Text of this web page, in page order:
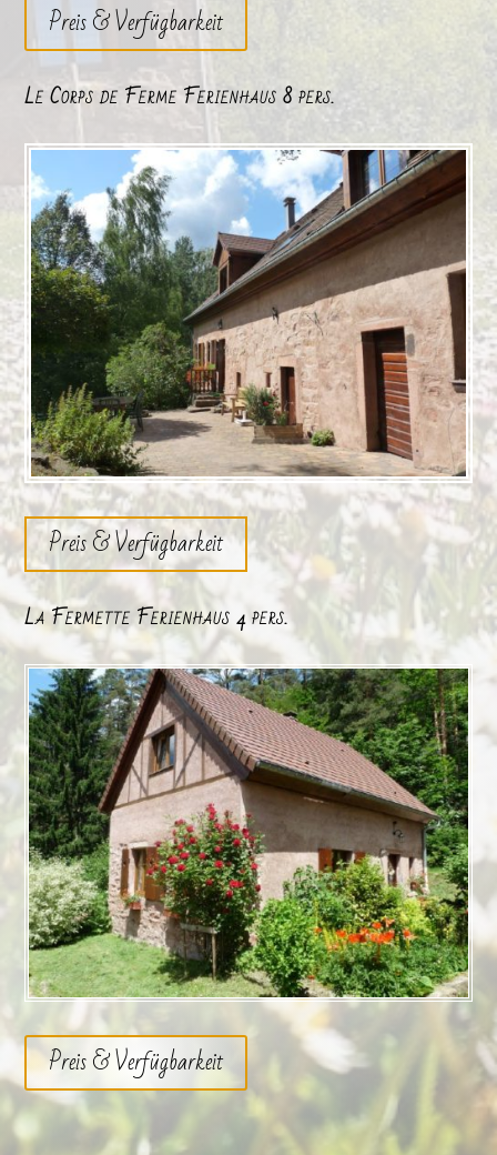
Preis & Verfügbarkeit
Le Corps de Ferme Ferienhaus 8 pers.
Preis & Verfügbarkeit
La Fermette Ferienhaus 4 pers.
Preis & Verfügbarkeit